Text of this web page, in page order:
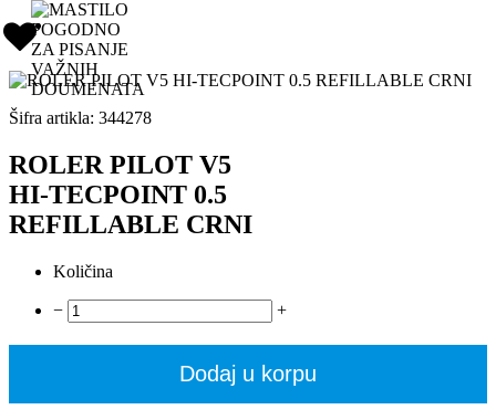
Šifra artikla: 344278
ROLER PILOT V5
HI-TECPOINT 0.5
REFILLABLE CRNI
Količina
− +
Dodaj u korpu